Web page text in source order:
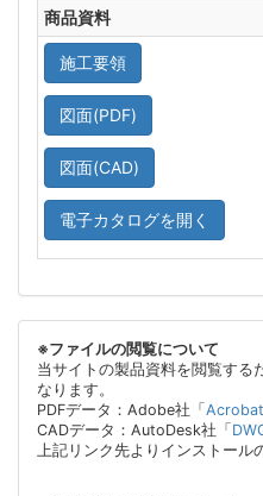
商品資料
施工要領
図面(PDF)
図面(CAD)
電子カタログを開く
※ファイルの閲覧について
当サイトの製品資料を閲覧する
なります。
PDFデータ：Adobe社「
CADデータ：AutoDesk社「
上記リンク先よりインストール